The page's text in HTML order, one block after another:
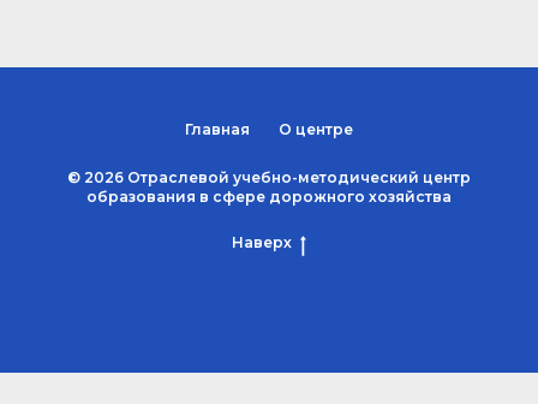
Главная О центре
© 2026 Отраслевой учебно-методический центр
образования в сфере дорожного хозяйства
Наверх